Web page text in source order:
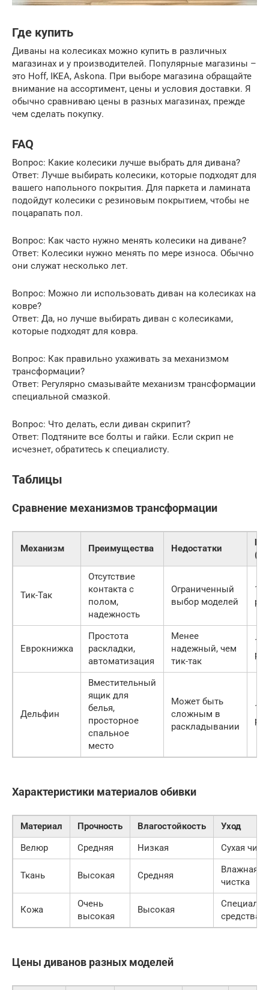
Где купить
Диваны на колесиках можно купить в различных
магазинах и у производителей. Популярные магазины –
это Hoff, IKEA, Askona. При выборе магазина обращайте
внимание на ассортимент, цены и условия доставки. Я
обычно сравниваю цены в разных магазинах, прежде
чем сделать покупку.
FAQ
Вопрос: Какие колесики лучше выбрать для дивана?
Ответ: Лучше выбирать колесики, которые подходят для
вашего напольного покрытия. Для паркета и ламината
подойдут колесики с резиновым покрытием, чтобы не
поцарапать пол.
Вопрос: Как часто нужно менять колесики на диване?
Ответ: Колесики нужно менять по мере износа. Обычно
они служат несколько лет.
Вопрос: Можно ли использовать диван на колесиках на
ковре?
Ответ: Да, но лучше выбирать диван с колесиками,
которые подходят для ковра.
Вопрос: Как правильно ухаживать за механизмом
трансформации?
Ответ: Регулярно смазывайте механизм трансформации
специальной смазкой.
Вопрос: Что делать, если диван скрипит?
Ответ: Подтяните все болты и гайки. Если скрип не
исчезнет, обратитесь к специалисту.
Таблицы
Сравнение механизмов трансформации
Механизм Преимущества Недостатки
Тик-Так
Отсутствие
контакта с
полом,
надежность
Ограниченный
выбор моделей
15
Еврокнижка
Простота
раскладки,
автоматизация
Менее
надежный, чем
тик-так
12
Дельфин
Вместительный
ящик для
белья,
просторное
спальное
место
Может быть
сложным в
раскладывании
18
Характеристики материалов обивки
Материал Прочность Влагостойкость
Уход
Велюр
Средняя Низкая Сухая
Ткань Высокая Средняя
Влажная
чистка
Кожа
Очень
высокая
Высокая
средства
Цены диванов разных моделей